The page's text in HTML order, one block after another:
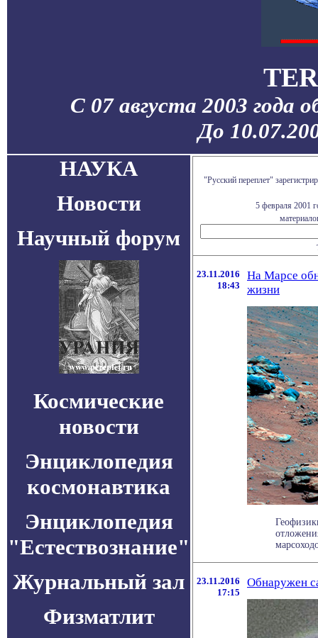
С 07 августа 2003 года
До
НАУКА
Новости
Научный форум
Космические
новости
Энциклопедия
космонавтика
Энциклопедия
"Естествознание"
Журнальный зал
Физматлит
"Русский переплет"
5 февраля 2001
23.11.2016
18:43
На Марсе
жизни
23.11.2016
17:15
Обнаружен